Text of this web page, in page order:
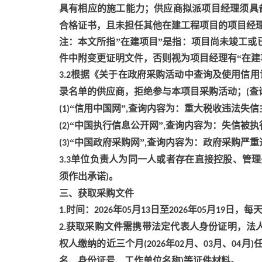
具有相应的施工能力；供应商拟派项目经理须
合格证书，且未担任其他在建工程项目的项目经
注：本文所指”在建项目”是指：项目尚未竣工
件中附变更证明文件，否则视为项目经理有“在建
3.2根据《关于在政府采购活动中查询及使用信
录名单的供应商，拒绝参与本项目采购活动；
(查
(1)“信用中国网”,查询内容为：重大税收违法失信
(2)“中国执行信息公开网”,查询内容为：失信被执
(3)“中国政府采购网”,查询内容为：政府采购严
3.3单位负责人为同一人或者存在直接控股、管
须作出承诺)。
三、获取采购文件
1.时间： 2026年05月 13日至2026年05月 19日，每
2.获取采购文件需携带法定代表人身份证明，法
权人缴纳的近三个月 (2026年02月、 03月、04月 )